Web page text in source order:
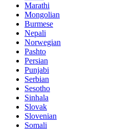
Marathi
Mongolian
Burmese
Nepali
Norwegian
Pashto
Persian
Punjabi
Serbian
Sesotho
Sinhala
Slovak
Slovenian
Somali